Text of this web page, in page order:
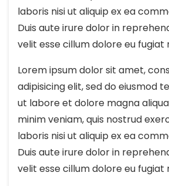
laboris nisi ut aliquip ex ea
Duis aute irure dolor in
velit esse cillum dolore eu fugiat
Lorem ipsum dolor sit amet,
adipisicing elit, sed do eiusmod
ut labore et dolore magna
minim veniam, quis nostrud
laboris nisi ut aliquip ex ea
Duis aute irure dolor in
velit esse cillum dolore eu fugiat